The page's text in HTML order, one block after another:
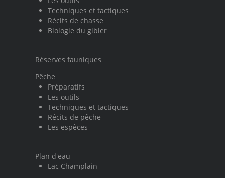
Techniques et tactiques
Récits de chasse
Biologie du gibier
Réserves fauniques
Pêche
Préparatifs
Les outils
Techniques et tactiques
Récits de pêche
Les espèces
Plan d'eau
Lac Champlain